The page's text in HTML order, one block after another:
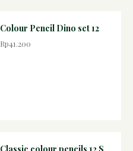
Colour Pencil Dino set 12
Rp41.200